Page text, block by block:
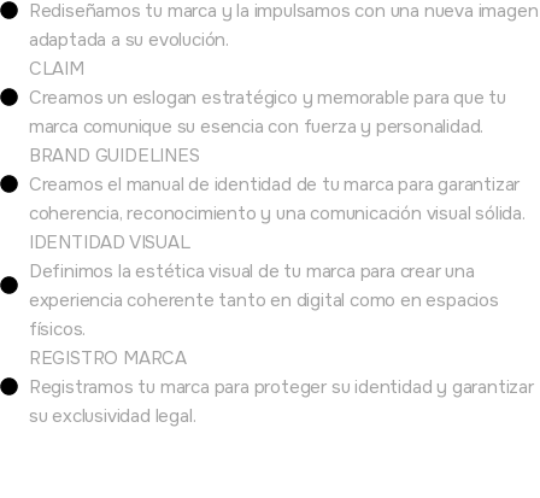
Rediseñamos tu marca y la impulsamos con una nueva imagen
adaptada a su evolución.
CLAIM
Creamos un eslogan estratégico y memorable para que tu
marca comunique su esencia con fuerza y personalidad.
BRAND GUIDELINES
Creamos el manual de identidad de tu marca para garantizar
coherencia, reconocimiento y una comunicación visual sólida.
IDENTIDAD VISUAL
Definimos la estética visual de tu marca para crear una
experiencia coherente tanto en digital como en espacios
físicos.
REGISTRO MARCA
Registramos tu marca para proteger su identidad y garantizar
su exclusividad legal.